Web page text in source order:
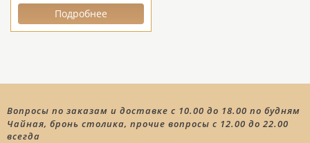
Подробнее
Вопросы по заказам и доставке с 10.00 до 18.00 по будням
Чайная, бронь столика, прочие вопросы с 12.00 до 22.00
всегда